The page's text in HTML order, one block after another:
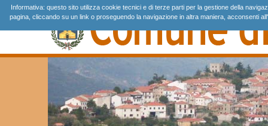
Informativa: questo sito utilizza cookie tecnici e di terze parti per la gestione della
pagina, cliccando su un link o proseguendo la navigazione in altra maniera, acconsenti